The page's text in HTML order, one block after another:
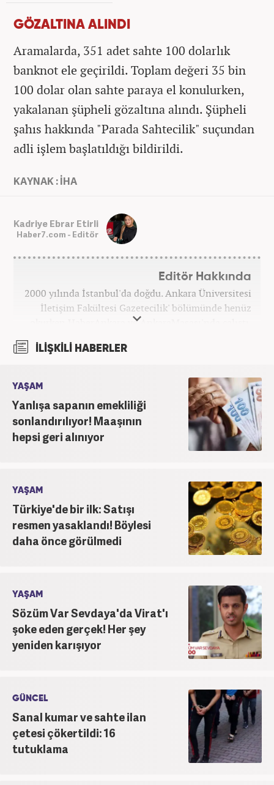
GÖZALTINA ALINDI
Aramalarda, 351 adet sahte 100 dolarlık
banknot ele geçirildi. Toplam değeri 35 bin
100 dolar olan sahte paraya el konulurken,
yakalanan şüpheli gözaltına alındı. Şüpheli
şahıs hakkında "Parada Sahtecilik" suçundan
adli işlem başlatıldığı bildirildi.
KAYNAK : İHA
Kadriye Ebrar Etirli
Haber7.com - Editör
Editör Hakkında
2000 yılında İstanbul'da doğdu. Ankara Üniversitesi
İletişim Fakültesi Gazetecilik' bölümünde henüz
okurken HaberAnkara ve AnkaraMasası'nda çalıştı.
2022 yılındaki mezuniyetinin ardından Beyaz TV'de
'Haber Editörü' pozisyonunda görev aldı. 2024
Editörü kariyerine devam etmektedir.
İLİŞKİLİ HABERLER
YAŞAM
Yanlışa sapanın emekliliği
sonlandırılıyor! Maaşının
hepsi geri alınıyor
YAŞAM
Türkiye'de bir ilk: Satışı
resmen yasaklandı! Böylesi
daha önce görülmedi
YAŞAM
Sözüm Var Sevdaya'da Virat'ı
şoke eden gerçek! Her şey
yeniden karışıyor
GÜNCEL
Sanal kumar ve sahte ilan
çetesi çökertildi: 16
tutuklama